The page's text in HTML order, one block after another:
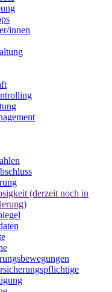
innen
(derzeit noch in